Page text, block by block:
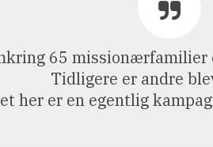
65 missionærfamilier
Tidligere er andre
her er en egentlig